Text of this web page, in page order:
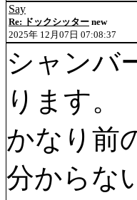
Say
Re: ドックシッター new
2025年 12月07日 07:08:37
シャンバ
ります。
かなり前
分からな